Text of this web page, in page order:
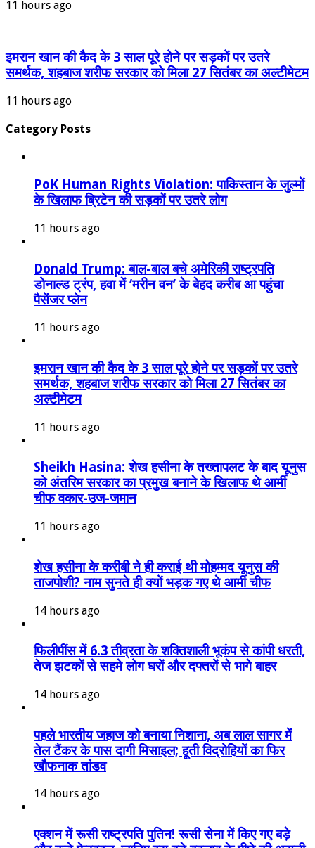
11 hours ago
इमरान खान की कैद के 3 साल पूरे होने पर सड़कों पर उतरे
समर्थक, शहबाज शरीफ सरकार को मिला 27 सितंबर का अल्टीमेटम
11 hours ago
Category Posts
PoK Human Rights Violation: पाकिस्तान के जुल्मों
के खिलाफ ब्रिटेन की सड़कों पर उतरे लोग
11 hours ago
Donald Trump: बाल-बाल बचे अमेरिकी राष्ट्रपति
डोनाल्ड ट्रंप, हवा में ‘मरीन वन’ के बेहद करीब आ पहुंचा
पैसेंजर प्लेन
11 hours ago
इमरान खान की कैद के 3 साल पूरे होने पर सड़कों पर उतरे
समर्थक, शहबाज शरीफ सरकार को मिला 27 सितंबर का
अल्टीमेटम
11 hours ago
Sheikh Hasina: शेख हसीना के तख्तापलट के बाद यूनुस
को अंतरिम सरकार का प्रमुख बनाने के खिलाफ थे आर्मी
चीफ वकार-उज-जमान
11 hours ago
शेख हसीना के करीबी ने ही कराई थी मोहम्मद यूनुस की
ताजपोशी? नाम सुनते ही क्यों भड़क गए थे आर्मी चीफ
14 hours ago
फिलीपींस में 6.3 तीव्रता के शक्तिशाली भूकंप से कांपी धरती,
तेज झटकों से सहमे लोग घरों और दफ्तरों से भागे बाहर
14 hours ago
पहले भारतीय जहाज को बनाया निशाना, अब लाल सागर में
तेल टैंकर के पास दागी मिसाइल; हूती विद्रोहियों का फिर
खौफनाक तांडव
14 hours ago
एक्शन में रूसी राष्ट्रपति पुतिन! रूसी सेना में किए गए बड़े